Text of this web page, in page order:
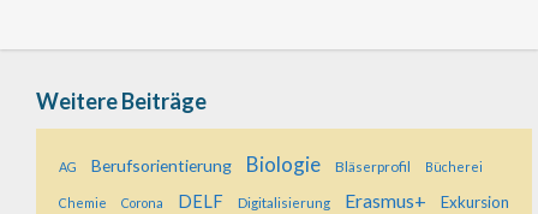
Weitere Beiträge
AG Berufsorientierung Biologie Bläserprofil Bücherei
Chemie Corona DELF Digitalisierung Erasmus+ Exkursion